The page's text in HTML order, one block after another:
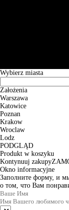
Wybierz miasta
Założenia
Warszawa
Katowice
Poznan
Krakow
Wroclaw
Lodz
PODGLĄD
Produkt w koszyku
Kontynuuj zakupy
Okno informacyjne
Заполните форму, и
о том, что Вам